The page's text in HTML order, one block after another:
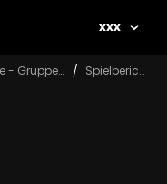
xxx
Hauptrunde - Gruppe A Spielbericht